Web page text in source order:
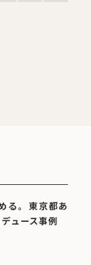
る。東京都あ
ュース事例